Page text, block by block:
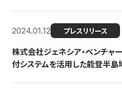
2024.01.12 プレスリリース
株式会社ジェネシア・ベンチャ
付システムを活用した能登半